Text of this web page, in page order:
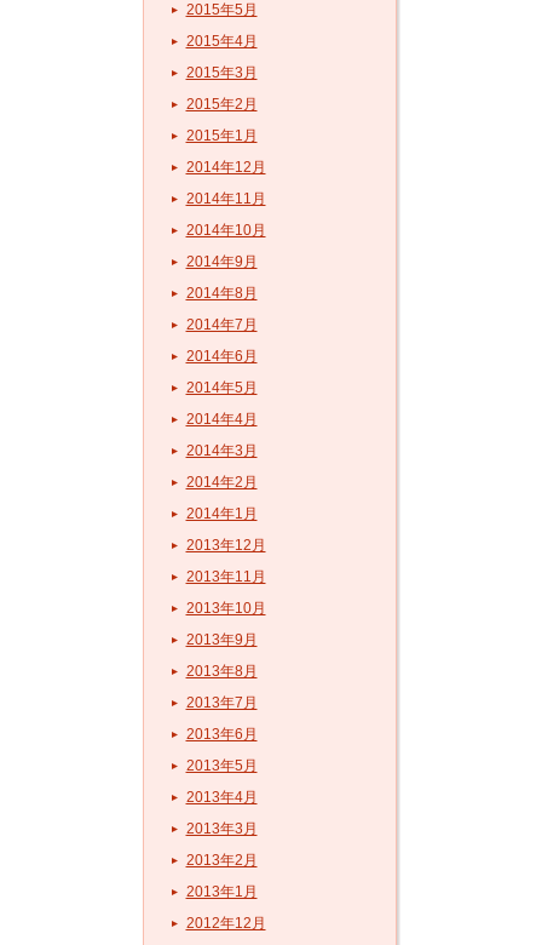
2015年5月
2015年4月
2015年3月
2015年2月
2015年1月
2014年12月
2014年11月
2014年10月
2014年9月
2014年8月
2014年7月
2014年6月
2014年5月
2014年4月
2014年3月
2014年2月
2014年1月
2013年12月
2013年11月
2013年10月
2013年9月
2013年8月
2013年7月
2013年6月
2013年5月
2013年4月
2013年3月
2013年2月
2013年1月
2012年12月